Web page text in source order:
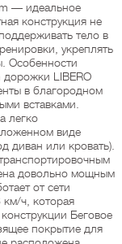
— идеальное
конструкция не
тело в
укреплять
Особенности
LIBERO
в благородном
вставками.
легко
виде
диван или кровать).
довольно мощным
от сети
км/ч, которая
Беговое
покрытие для